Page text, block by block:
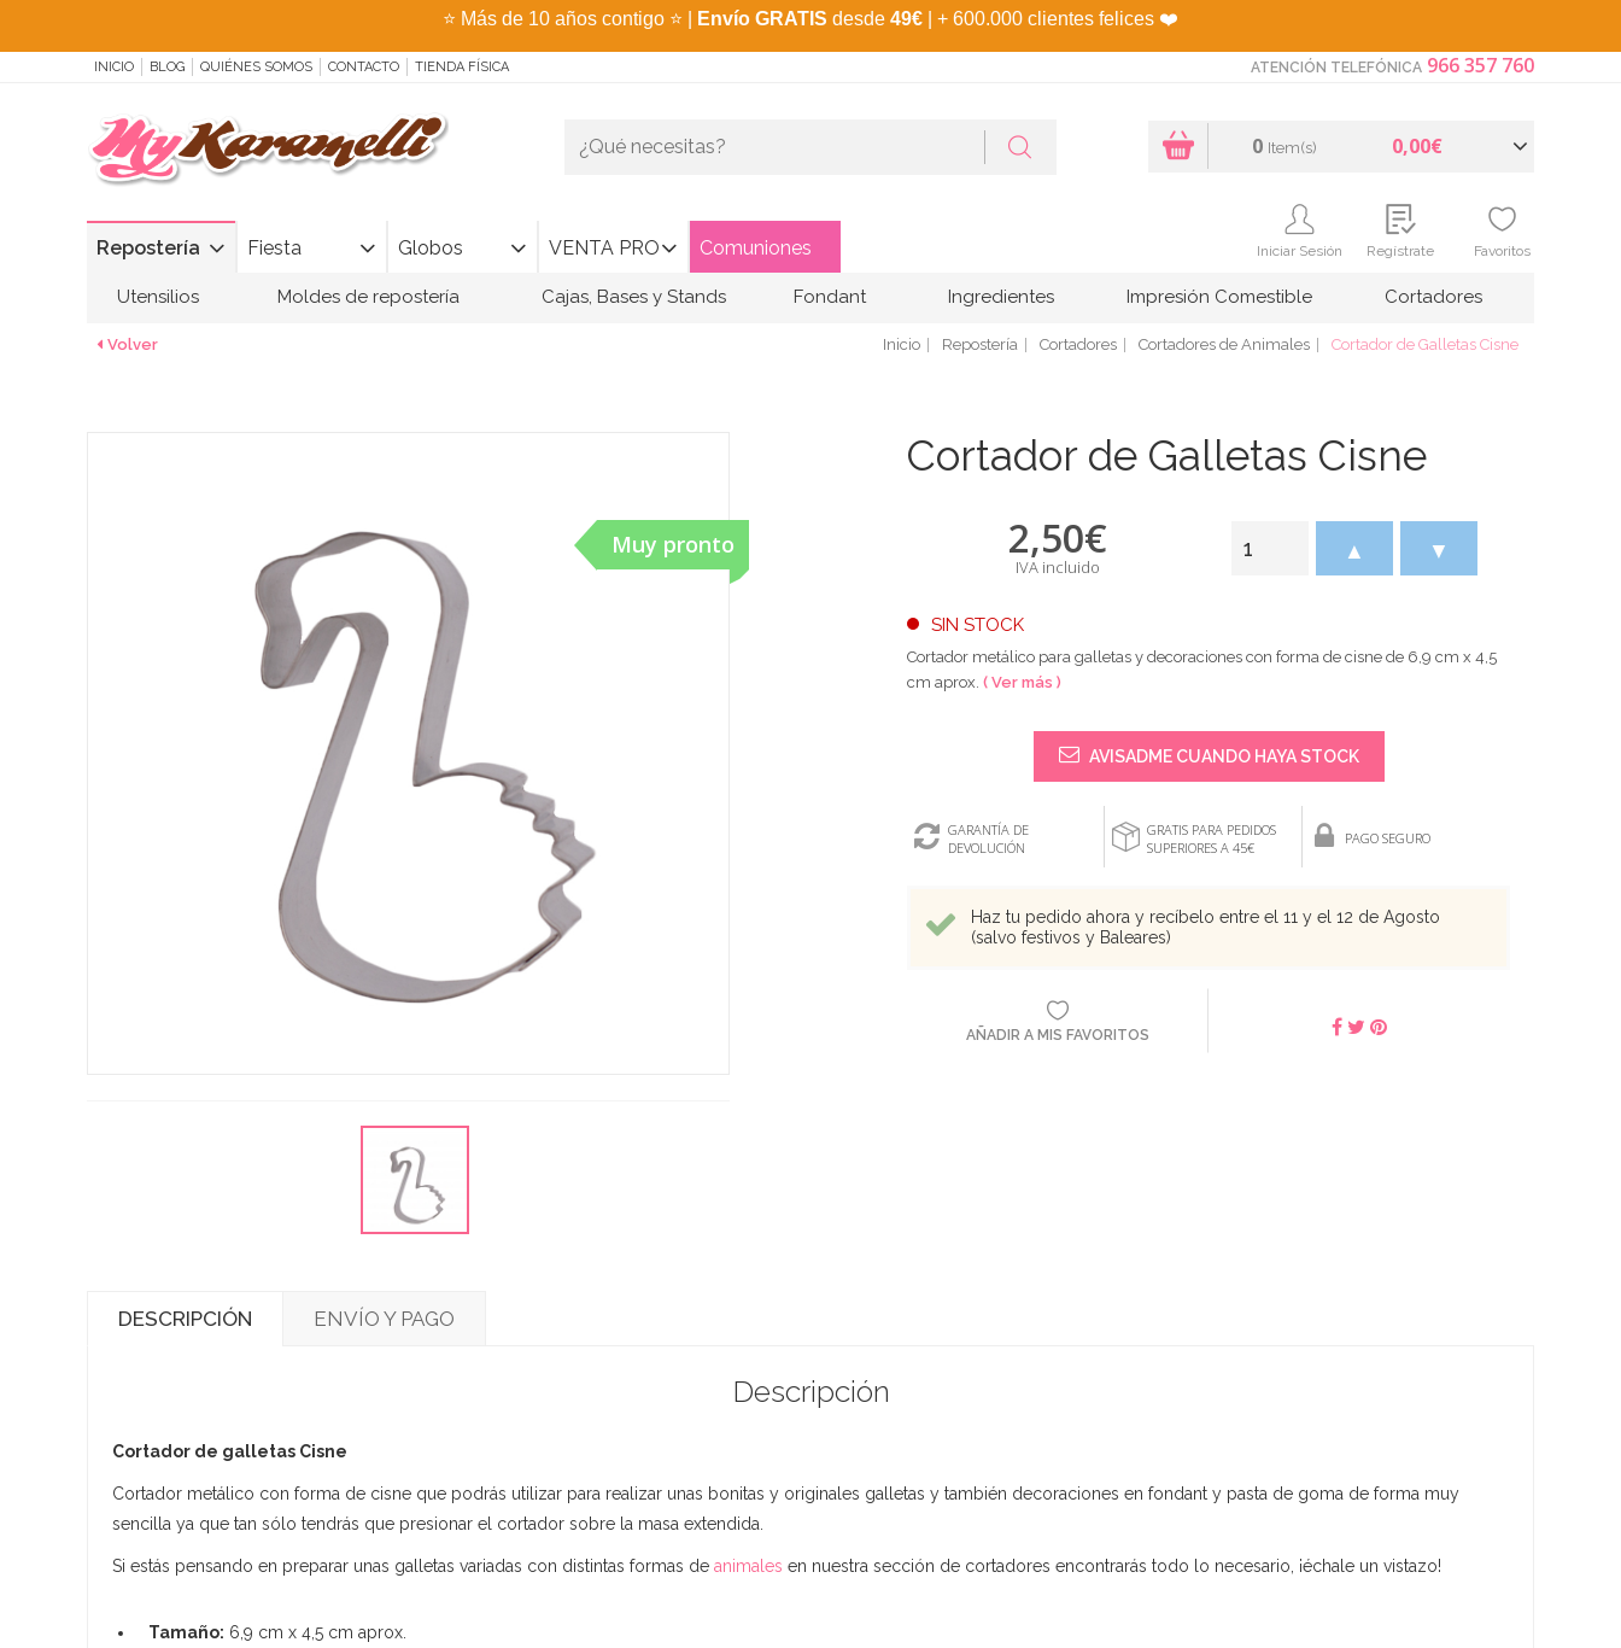
⭐ Más de 10 años contigo ⭐ Envío GRATIS desde 49€ | + 600.000 clientes felices ❤️
INICIO BLOG QUIÉNES SOMOS CONTACTO TIENDA FÍSICA ATENCIÓN TELEFÓNICA 966 357 760
Repostería Fiesta Globos VENTA PRO Comuniones
0 Item(s) 0,00€
Iniciar Sesión Regístrate Favoritos
Utensilios Moldes de repostería Cajas, Bases y Stands Fondant Ingredientes Impresión Comestible Cortadores
Volver Inicio Repostería Cortadores Cortadores de Animales Cortador de Galletas Cisne
Muy pronto
Cortador de Galletas Cisne
2,50€
IVA incluido
SIN STOCK
▲ ▼
Cortador metálico para galletas y decoraciones con forma de cisne de 6,9 cm x 4,5
cm aprox. ( Ver más )
AVISADME CUANDO HAYA STOCK
GARANTÍA DE
DEVOLUCIÓN
GRATIS PARA PEDIDOS
SUPERIORES A 45€
PAGO SEGURO
Haz tu pedido ahora y recíbelo entre el 11 y el 12 de Agosto
(salvo festivos y Baleares)
AÑADIR A MIS FAVORITOS
DESCRIPCIÓN ENVÍO Y PAGO
Descripción
Cortador de galletas Cisne
Cortador metálico con forma de cisne que podrás utilizar para realizar unas bonitas y originales galletas y también decoraciones en fondant y pasta de goma de forma muy
sencilla ya que tan sólo tendrás que presionar el cortador sobre la masa extendida.
Si estás pensando en preparar unas galletas variadas con distintas formas de animales en nuestra sección de cortadores encontrarás todo lo necesario, ¡échale un vistazo!
Tamaño: 6,9 cm x 4,5 cm aprox.